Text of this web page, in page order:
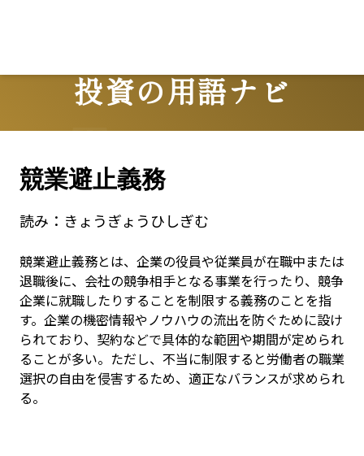
投資の用語ナビ
Terms
競業避止義務
読み： きょうぎょうひしぎむ
競業避止義務とは、企業の役員や従業員が在職中または
退職後に、会社の競争相手となる事業を行ったり、競争
企業に就職したりすることを制限する義務のことを指
す。企業の機密情報やノウハウの流出を防ぐために設け
られており、契約などで具体的な範囲や期間が定められ
ることが多い。ただし、不当に制限すると労働者の職業
選択の自由を侵害するため、適正なバランスが求められ
る。